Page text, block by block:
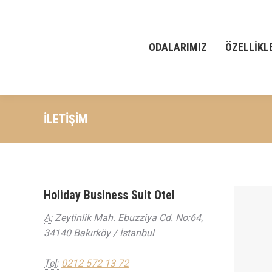
ODALARIMIZ
İLETIŞIM
Holiday Business Suit Otel
A:Zeytinlik Mah. Ebuzziya Cd. No:64,
34140 Bakırköy / İstanbul
Tel: 0212 572 13 72